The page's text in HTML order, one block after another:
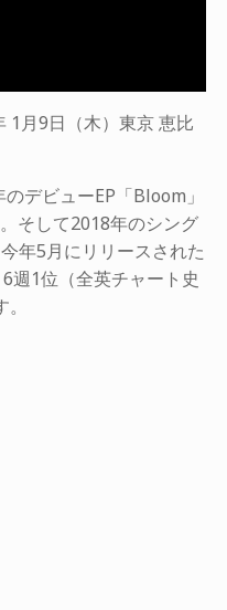
1月9日（木）東京 恵比
デビューEP「Bloom」
そして2018年のシング
年5月にリリースされた
1位（全英チャート史